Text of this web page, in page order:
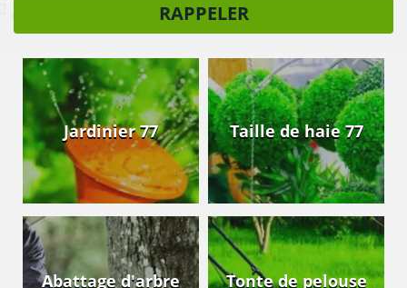
Jardinier 77 Taille de haie 77
Abattage d'arbre Tonte de pelouse